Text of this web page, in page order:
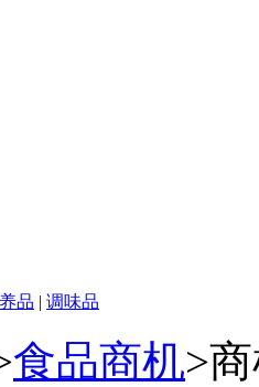
品 | 调味品
食品商机>